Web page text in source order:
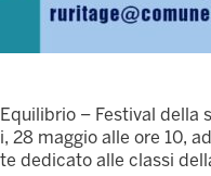
– Festival della
maggio alle ore 10,
dedicato alle classi